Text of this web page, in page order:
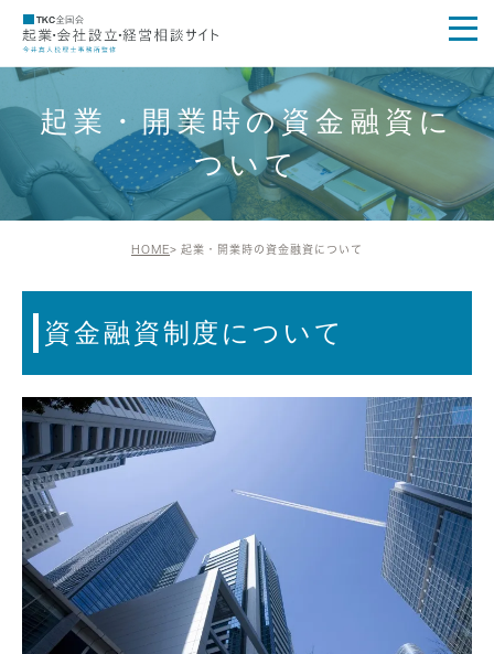
起業・開業時の資金融資に
ついて
HOME 起業・開業時の資金融資について
資金融資制度について